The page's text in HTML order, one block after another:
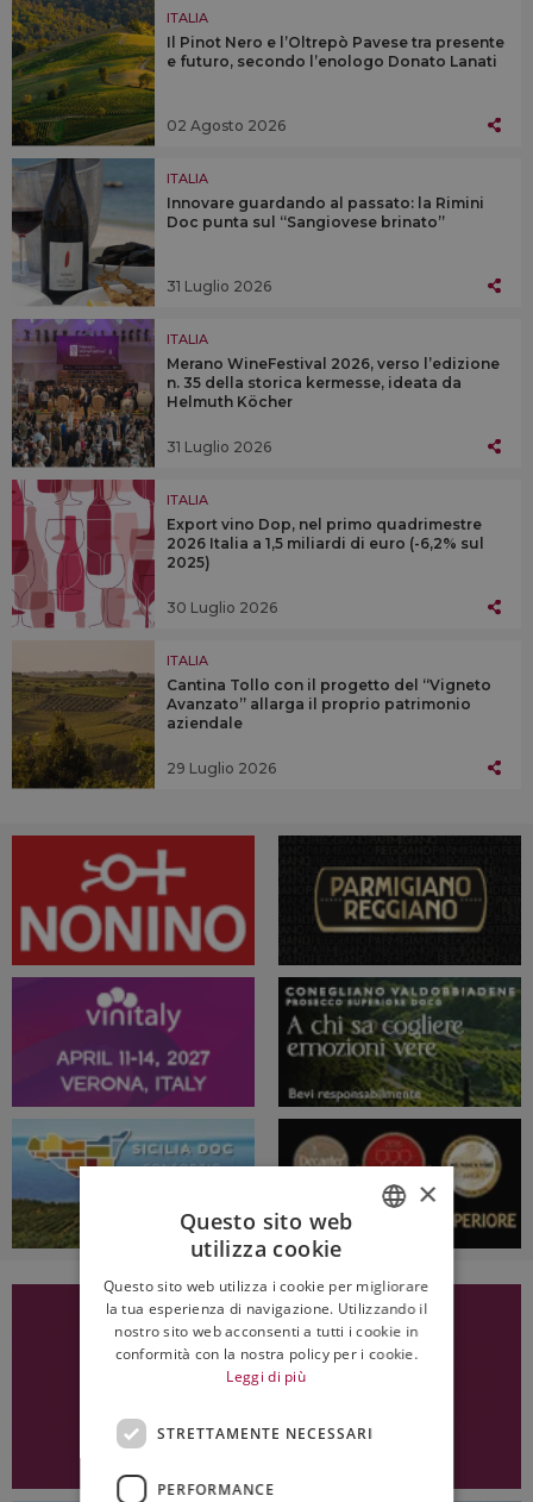
ITALIA
Il Pinot Nero e l’Oltrepò Pavese tra presente
e futuro, secondo l’enologo Donato Lanati
02 Agosto 2026
ITALIA
Innovare guardando al passato: la Rimini
Doc punta sul “Sangiovese brinato”
31 Luglio 2026
ITALIA
Merano WineFestival 2026, verso l’edizione
n. 35 della storica kermesse, ideata da
Helmuth Köcher
31 Luglio 2026
ITALIA
Export vino Dop, nel primo quadrimestre
2026 Italia a 1,5 miliardi di euro (-6,2% sul
2025)
30 Luglio 2026
ITALIA
Cantina Tollo con il progetto del “Vigneto
Avanzato” allarga il proprio patrimonio
aziendale
29 Luglio 2026
ENGLISH
×
Questo sito web
utilizza cookie
Questo sito web utilizza i cookie per migliorare
la tua esperienza di navigazione. Utilizzando il
nostro sito web acconsenti a tutti i cookie in
conformità con la nostra policy per i cookie.
Leggi di più
STRETTAMENTE NECESSARI
PERFORMANCE